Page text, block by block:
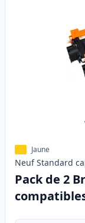
Jaune
Neuf Standard
Pack de 2